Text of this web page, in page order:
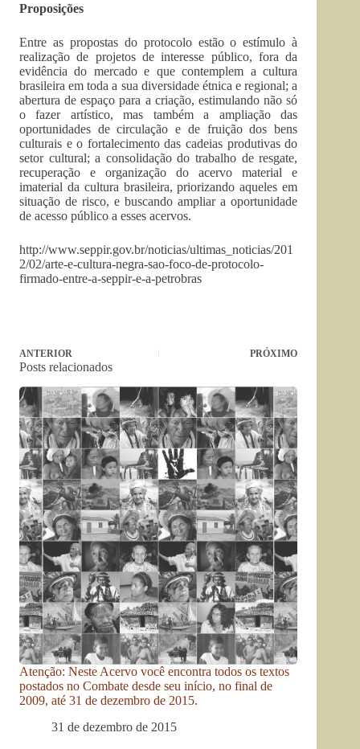
Proposições
Entre as propostas do protocolo estão o estímulo à
realização de projetos de interesse público, fora da
evidência do mercado e que contemplem a cultura
brasileira em toda a sua diversidade étnica e regional; a
abertura de espaço para a criação, estimulando não só
o fazer artístico, mas também a ampliação das
oportunidades de circulação e de fruição dos bens
culturais e o fortalecimento das cadeias produtivas do
setor cultural; a consolidação do trabalho de resgate,
recuperação e organização do acervo material e
imaterial da cultura brasileira, priorizando aqueles em
situação de risco, e buscando ampliar a oportunidade
de acesso público a esses acervos.
http://www.seppir.gov.br/noticias/ultimas_noticias/201
2/02/arte-e-cultura-negra-sao-foco-de-protocolo-
firmado-entre-a-seppir-e-a-petrobras
ANTERIOR PRÓXIMO
Posts relacionados
Atenção: Neste Acervo você encontra todos os textos
postados no Combate desde seu início, no final de
2009, até 31 de dezembro de 2015.
31 de dezembro de 2015